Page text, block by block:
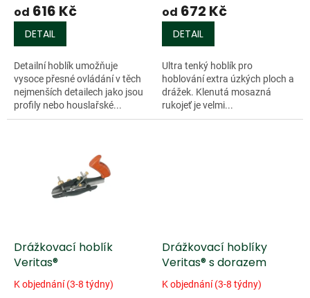
od 616 Kč
DETAIL
Detailní hoblík umožňuje
vysoce přesné ovládání v těch
nejmenších detailech jako jsou
profily nebo houslařské...
od 672 Kč
DETAIL
Ultra tenký hoblík pro
hoblování extra úzkých ploch a
drážek. Klenutá mosazná
rukojeť je velmi...
Drážkovací hoblík
Veritas®
K objednání (3-8 týdny)
Drážkovací hoblíky
Veritas® s dorazem
K objednání (3-8 týdny)